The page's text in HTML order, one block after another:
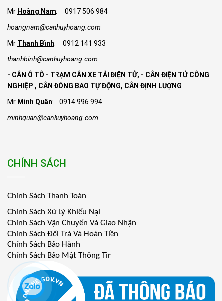
Mr Hoàng Nam: 0917 506 984
hoangnam@canhuyhoang.com
Mr Thanh Bình: 0912 141 933
thanhbinh@canhuyhoang.com
- CÂN Ô TÔ - TRẠM CÂN XE TẢI ĐIỆN TỬ, - CÂN ĐIỆN TỬ CÔNG
NGHIỆP , CÂN ĐÓNG BAO TỰ ĐỘNG, CÂN ĐỊNH LƯỢNG
Mr Minh Quân: 0914 996 994
minhquan@canhuyhoang.com
CHÍNH SÁCH
Chính Sách Thanh Toán
Chính Sách Xử Lý Khiếu Nại
Chính Sách Vận Chuyển Và Giao Nhận
Chính Sách Đổi Trả Và Hoàn Tiền
Chính Sách Bảo Hành
Chính Sách Bảo Mật Thông Tin